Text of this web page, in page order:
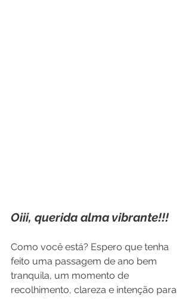
Oiii, querida alma vibrante!!!
Como você está? Espero que tenha
feito uma passagem de ano bem
tranquila, um momento de
recolhimento, clareza e intenção para